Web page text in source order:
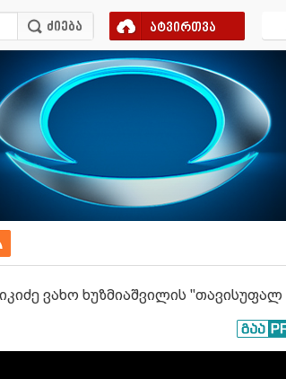
ატვირთვა
ვახო ხუზმიაშვილის "თავისუფალ